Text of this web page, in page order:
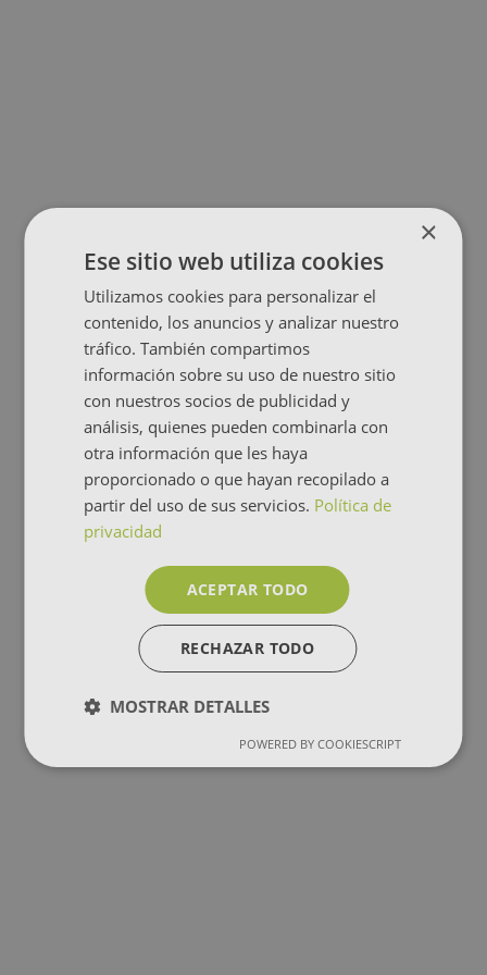
×
Ese sitio web utiliza cookies
Utilizamos cookies para personalizar el
contenido, los anuncios y analizar nuestro
tráfico. También compartimos
información sobre su uso de nuestro sitio
con nuestros socios de publicidad y
análisis, quienes pueden combinarla con
otra información que les haya
proporcionado o que hayan recopilado a
partir del uso de sus servicios. Política de
privacidad
ACEPTAR TODO
RECHAZAR TODO
MOSTRAR DETALLES
POWERED BY COOKIESCRIPT